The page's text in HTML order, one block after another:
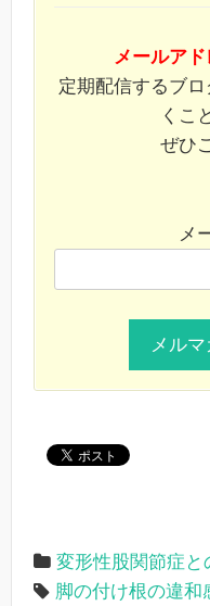
メールア
定期配信するブ
くこ
ぜひ
メ
変形性股関節症と
脚の付け根の違和